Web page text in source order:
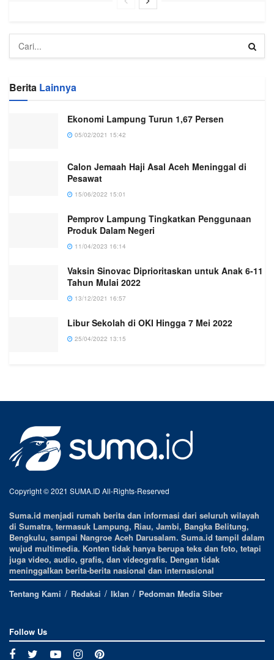
Berita Lainnya
Ekonomi Lampung Turun 1,67 Persen
05/02/2021 15:42
Calon Jemaah Haji Asal Aceh Meninggal di
Pesawat
15/06/2022 15:01
Pemprov Lampung Tingkatkan Penggunaan
Produk Dalam Negeri
11/04/2023 16:14
Vaksin Sinovac Diprioritaskan untuk Anak 6-11
Tahun Mulai 2022
13/12/2021 16:57
Libur Sekolah di OKI Hingga 7 Mei 2022
25/04/2022 13:15
Copyright © 2021 SUMA.ID All-Rights-Reserved
Suma.id menjadi rumah berita dan informasi dari seluruh wilayah
di Sumatra, termasuk Lampung, Riau, Jambi, Bangka Belitung,
Bengkulu, sampai Nangroe Aceh Darusalam. Suma.id tampil dalam
wujud multimedia. Konten tidak hanya berupa teks dan foto, tetapi
juga video, audio, grafis, dan videografis. Dengan tidak
meninggalkan berita-berita nasional dan internasional
Tentang Kami
Redaksi Iklan Pedoman Media Siber
Follow Us